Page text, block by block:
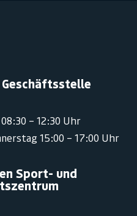
– 12:30 Uhr
15:00 – 17:00 Uhr
Sport- und